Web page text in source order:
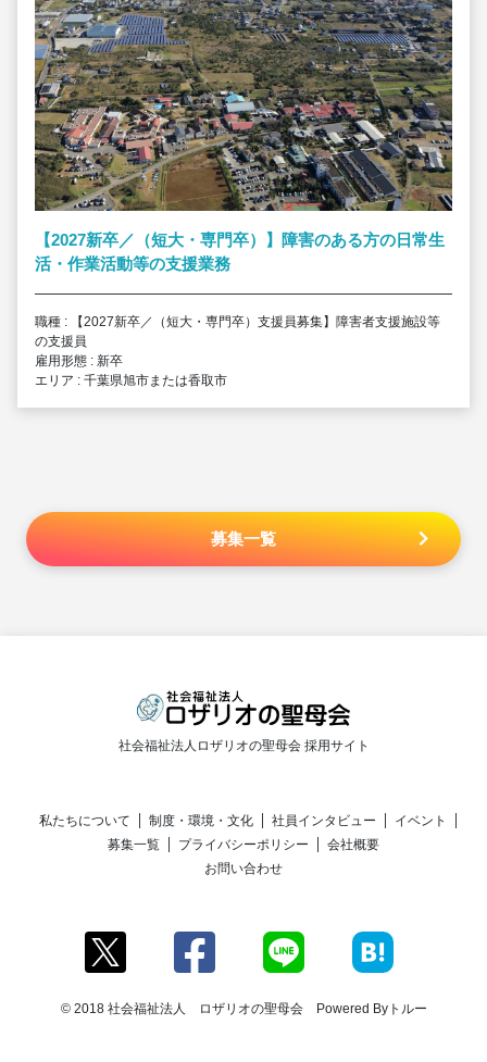
【2027新卒／（短大・専門卒）】障害のある方の日常生
活・作業活動等の支援業務
職種 : 【2027新卒／（短大・専門卒）支援員募集】障害者支援施設等
の支援員
雇用形態 : 新卒
エリア : 千葉県旭市または香取市
募集一覧
社会福祉法人ロザリオの聖母会 採用サイト
私たちについて 制度・環境・文化 社員インタビュー
イベント
募集一覧
プライバシーポリシー
会社概要
お問い合わせ
© 2018 社会福祉法人 ロザリオの聖母会 Powered Byトルー